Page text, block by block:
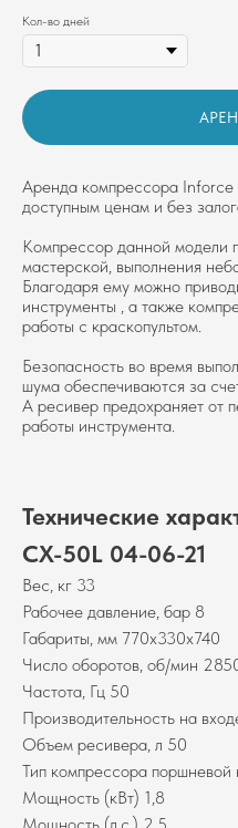
Кол-во дней
Аренда компрессора
доступным ценам и без
Компрессор данной модели
мастерской, выполнения
Благодаря ему можно
инструменты , а также
работы с краскопультом.
Безопасность во время
шума обеспечиваются за
А ресивер предохраняет от
работы инструмента.
Технические
CX-50L 04-06-21
Вес, кг 33
Рабочее давление, бар 8
Габариты, мм 770x330x740
Число оборотов, об/мин
Частота, Гц 50
Производительность на
Объем ресивера, л 50
Тип компрессора поршневой
Мощность (кВт) 1,8